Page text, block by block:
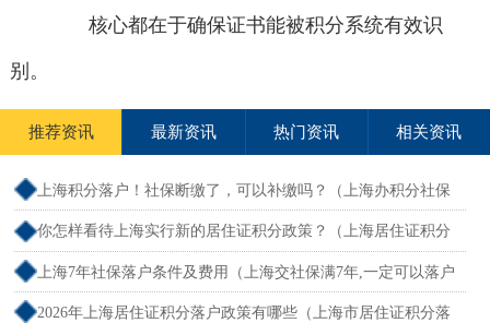
核心都在于确保证书能被积分系统有效识
别。
推荐资讯 最新资讯 热门资讯 相关资讯
上海积分落户！社保断缴了，可以补缴吗？（上海办积分社保
断交需要重新计算吗）
你怎样看待上海实行新的居住证积分政策？（上海居住证积分
新规）
上海7年社保落户条件及费用（上海交社保满7年,一定可以落户
吗？）
2026年上海居住证积分落户政策有哪些（上海市居住证积分落